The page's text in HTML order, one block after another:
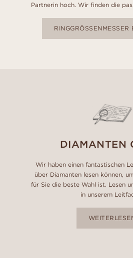
Partnerin hoch. Wir finden die
RINGGRÖSSENMESSER
DIAMANTEN
Wir haben einen fantastischen
über Diamanten lesen können,
für Sie die beste Wahl ist. Lesen
in unserem